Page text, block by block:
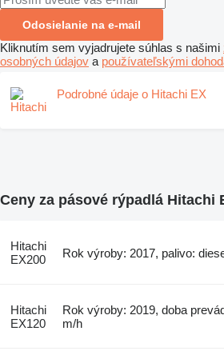
Odosielanie na e-mail
Kliknutím sem vyjadrujete súhlas s našimi
osobných údajov a používateľskými
Podrobné údaje o Hitachi EX
Ceny za pásové rýpadlá Hitachi
Hitachi
EX200
Rok výroby: 2017, palivo:
Hitachi
EX120
Rok výroby: 2019, doba
m/h